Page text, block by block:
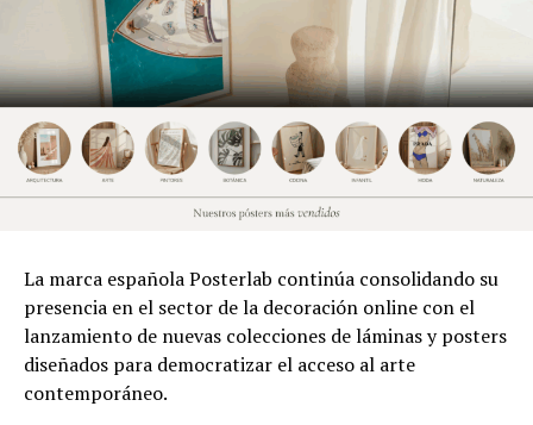
La marca española Posterlab continúa consolidando su
presencia en el sector de la decoración online con el
lanzamiento de nuevas colecciones de láminas y posters
diseñados para democratizar el acceso al arte
contemporáneo.